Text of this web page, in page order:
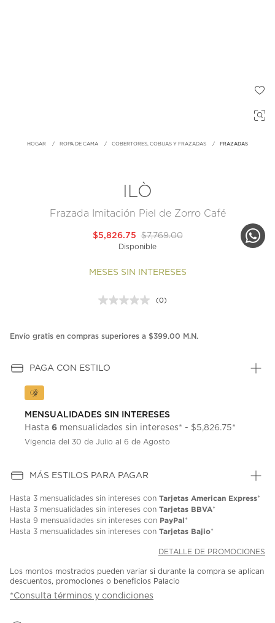
HOGAR ROPA DE CAMA COBERTORES, COBIJAS Y FRAZADAS FRAZADAS
ILÒ
Frazada Imitación Piel de Zorro Café
$7,769.00
$5,826.75
Disponible
MESES SIN INTERESES
Sin
en
(0)
Envío gratis en compras superiores a $399.00 M.N.
PAGA CON ESTILO
MENSUALIDADES SIN INTERESES
Hasta 6 mensualidades sin intereses* - $5,826.75*
Vigencia del 30 de Julio al 6 de Agosto
MÁS ESTILOS PARA PAGAR
Hasta 3 mensualidades sin intereses con Tarjetas American Express*
Hasta 3 mensualidades sin intereses con Tarjetas BBVA*
Hasta 9 mensualidades sin intereses con PayPal*
Hasta 3 mensualidades sin intereses con Tarjetas Bajio*
DETALLE DE PROMOCIONES
Los montos mostrados pueden variar si durante la compra se aplican
descuentos, promociones o beneficios Palacio
*Consulta términos y condiciones